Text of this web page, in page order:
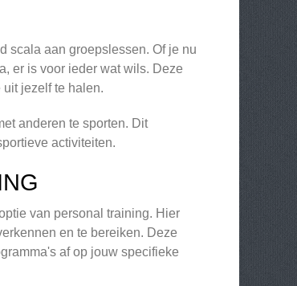
scala aan groepslessen. Of je nu
er is voor ieder wat wils. Deze
jezelf te halen.
anderen te sporten. Dit
activiteiten.
van personal training. Hier
en te bereiken. Deze
af op jouw specifieke